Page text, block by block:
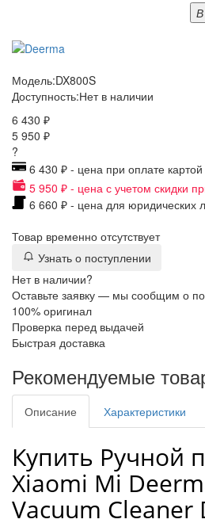
В
Модель:DX800S
Доступность:Нет в наличии
6 430 ₽
5 950 ₽
?
6 430 ₽ - цена при оплате
5 950 ₽ - цена с учетом скидки
6 660 ₽ - цена для юридических
Товар временно отсутствует
Узнать о поступлении
Нет в наличии?
Оставьте заявку — мы сообщим о
100% оригинал
Проверка перед выдачей
Быстрая доставка
Рекомендуемые
Описание Характеристики
Купить Ручной
Xiaomi Mi
Vacuum Cleaner